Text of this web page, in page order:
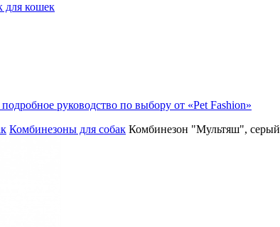
для кошек
руководство по выбору от «Pet Fashion»
Комбинезоны для собак Комбинезон "Мультяш", серый